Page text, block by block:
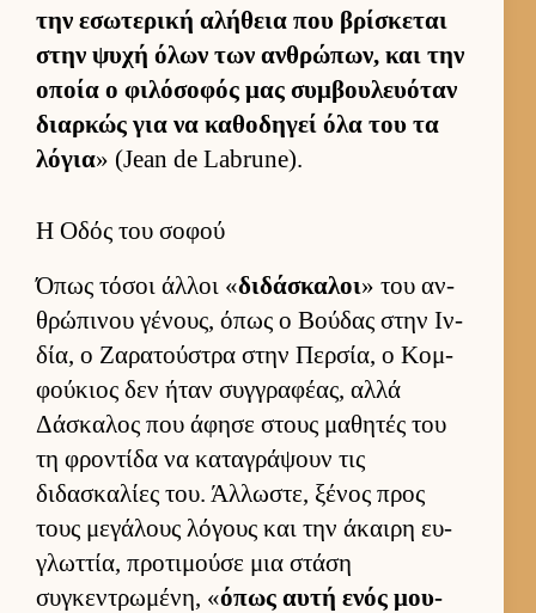
την εσωτερική αλήθεια που βρίσκεται
στην ψυχή όλων των αν­θρώπων, και την
οποία ο φιλόσοφός μας συμ­βου­λευόταν
διαρ­κώς για να καθοδηγεί όλα του τα
λόγια» (Jean de Labrune).
Η Οδός του σοφού
Όπως τόσοι άλ­λοι «διδάσκαλοι» του αν­
θρώπινου γένους, όπως ο Βού­δας στην Ιν­
δία, ο Ζαρατού­στρα στην Περ­σία, ο Κομ­
φού­κιος δεν ήταν συγ­γραφέας, αλλά
Δάσκαλος που άφησε στους μαθητές του
τη φροντίδα να καταγράψουν τις
διδασκαλίες του. Άλ­λωστε, ξένος προς
τους μεγάλους λόγους και την άκαιρη ευ­
γλωτ­τία, προτιμούσε μια στάση
συγκεντρωμένη, «όπως αυτή ενός μου­